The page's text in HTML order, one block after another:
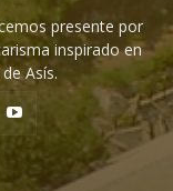
presente por
inspirado en
Asís.